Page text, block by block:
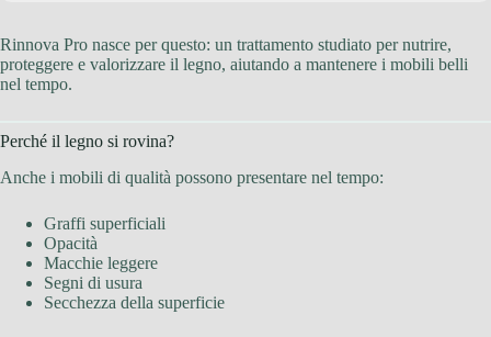
Rinnova Pro nasce per questo: un trattamento studiato per nutrire,
proteggere e valorizzare il legno, aiutando a mantenere i mobili belli
nel tempo.
Perché il legno si rovina?
Anche i mobili di qualità possono presentare nel tempo:
Graffi superficiali
Opacità
Macchie leggere
Segni di usura
Secchezza della superficie